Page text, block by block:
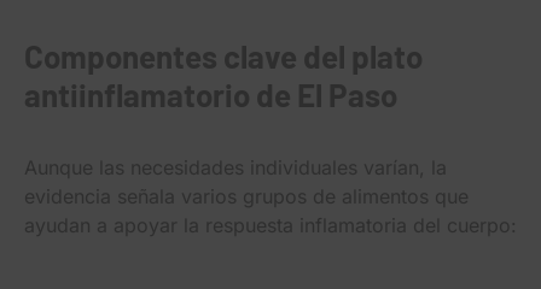
Componentes clave del plato
antiinflamatorio de El Paso
Aunque las necesidades individuales varían, la
evidencia señala varios grupos de alimentos que
ayudan a apoyar la respuesta inflamatoria del cuerpo: